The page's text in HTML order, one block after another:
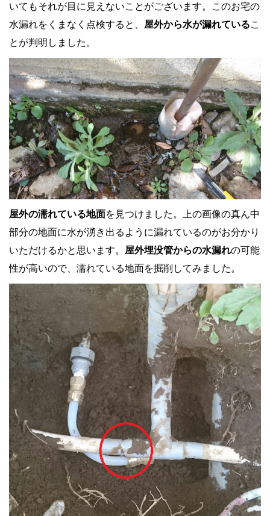
いてもそれが目に見えないことがございます。このお宅の
水漏れをくまなく点検すると、 屋外から水が漏れているこ
とが判明しました。
屋外の濡れている地面を見つけました。上の画像の真ん中
部分の地面に水が湧き出るように漏れているのがお分かり
いただけるかと思います。 屋外埋没管からの水漏れの可能
性が高いので、濡れている地面を掘削してみました。